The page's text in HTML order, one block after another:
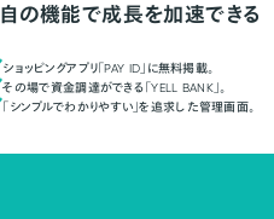
の機能で成長を加速できる
ショッピングアプリ「PAY ID」に無料掲載。
その場で資金調達ができる「YELL BANK」。
「シンプルでわかりやすい」を追求した管理画面。